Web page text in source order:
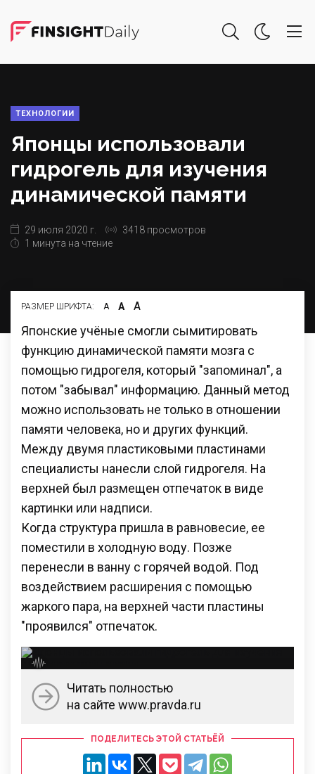
ТЕХНОЛОГИИ
Японцы использовали
гидрогель для изучения
динамической памяти
29 июля 2020 г.
3418 просмотров
1 минута на чтение
РАЗМЕР ШРИФТА: А А А
Японские учёные смогли сымитировать
функцию динамической памяти мозга с
помощью гидрогеля, который "запоминал", а
потом "забывал" информацию. Данный метод
можно использовать не только в отношении
памяти человека, но и других функций.
Между двумя пластиковыми пластинами
специалисты нанесли слой гидрогеля. На
верхней был размещен отпечаток в виде
картинки или надписи.
Когда структура пришла в равновесие, ее
поместили в холодную воду. Позже
перенесли в ванну с горячей водой. Под
воздействием расширения с помощью
жаркого пара, на верхней части пластины
"проявился" отпечаток.
Читать полностью
на сайте www.pravda.ru
ПОДЕЛИТЕСЬ ЭТОЙ СТАТЬЁЙ